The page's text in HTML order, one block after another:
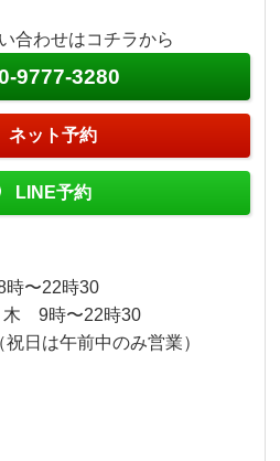
合わせはコチラから
9777-3280
ネット予約
LINE予約
〜22時30
木 9時〜22時30
日は午前中のみ営業）